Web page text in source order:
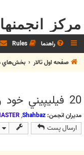
مرکز
راهنما Rules
صفحه اول تالار
بخش‌‌هاي
20 فيليپيني خود را به صليب كشيدند +عكس
مدیران انجمن: Shahbaz
,
ارسال پست